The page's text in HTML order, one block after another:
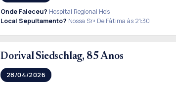
Onde Faleceu? Hospital Regional Hds
Local Sepultamento? Nossa Srª De Fátima às 21:30
Dorival Siedschlag, 85 Anos
28/04/2026